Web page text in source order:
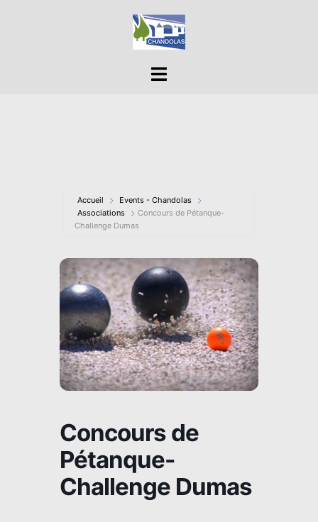
Ouvrir/fermer
Accueil
Events - Chandolas
Associations
Concours de Pétanque-
Challenge Dumas
Concours de
Pétanque-
Challenge Dumas